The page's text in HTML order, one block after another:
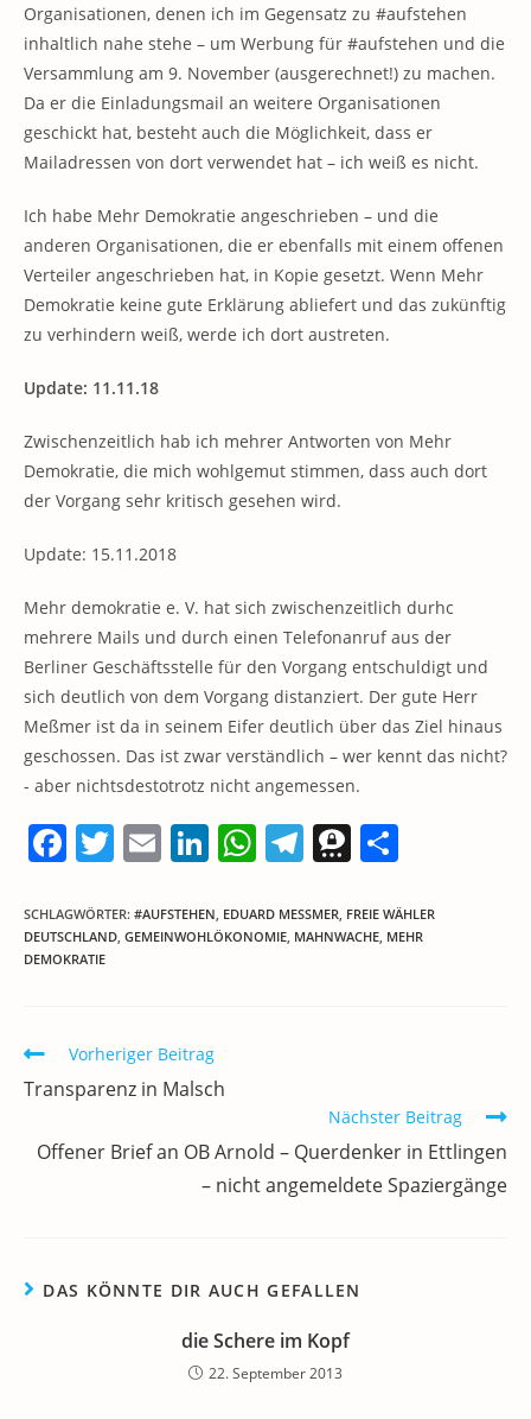
Organisationen, denen ich im Gegensatz zu #aufstehen
inhaltlich nahe stehe – um Werbung für #aufstehen und die
Versammlung am 9. November (ausgerechnet!) zu machen.
Da er die Einladungsmail an weitere Organisationen
geschickt hat, besteht auch die Möglichkeit, dass er
Mailadressen von dort verwendet hat – ich weiß es nicht.
Ich habe Mehr Demokratie angeschrieben – und die
anderen Organisationen, die er ebenfalls mit einem offenen
Verteiler angeschrieben hat, in Kopie gesetzt. Wenn Mehr
Demokratie keine gute Erklärung abliefert und das zukünftig
zu verhindern weiß, werde ich dort austreten.
Update: 11.11.18
Zwischenzeitlich hab ich mehrer Antworten von Mehr
Demokratie, die mich wohlgemut stimmen, dass auch dort
der Vorgang sehr kritisch gesehen wird.
Update: 15.11.2018
Mehr demokratie e. V. hat sich zwischenzeitlich durhc
mehrere Mails und durch einen Telefonanruf aus der
Berliner Geschäftsstelle für den Vorgang entschuldigt und
sich deutlich von dem Vorgang distanziert. Der gute Herr
Meßmer ist da in seinem Eifer deutlich über das Ziel hinaus
geschossen. Das ist zwar verständlich – wer kennt das nicht?
- aber nichtsdestotrotz nicht angemessen.
F
c
e
o
k
T
itt
er
E
ai
l
Li
k
e
W
at
s
T
e
gr
T
re
e
le
n
SCHLAGWÖRTER: #AUFSTEHEN, EDUARD MESSMER , FREIE WÄHLER
DEUTSCHLAND, GEMEINWOHLÖKONOMIE, MAHNWACHE, MEHR
DEMOKRATIE
Weitere
ansehen
Vorheriger Beitrag
Transparenz in Malsch
Nächster Beitrag
Offener Brief an OB Arnold – Querdenker in Ettlingen
– nicht angemeldete Spaziergänge
DAS KÖNNTE DIR AUCH GEFALLEN
die Schere im Kopf
22. September 2013